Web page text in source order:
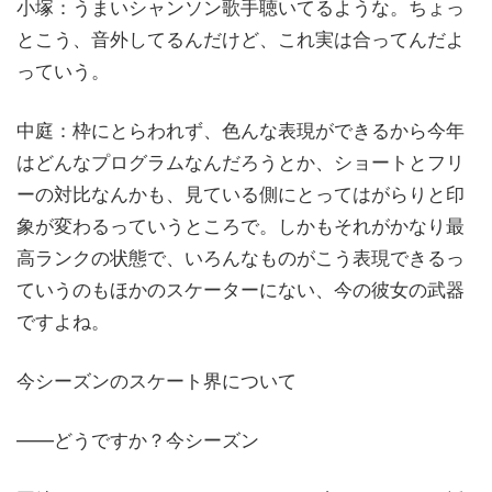
小塚：うまいシャンソン歌手聴いてるような。ちょっ
とこう、音外してるんだけど、これ実は合ってんだよ
っていう。
中庭：枠にとらわれず、色んな表現ができるから今年
はどんなプログラムなんだろうとか、ショートとフリ
ーの対比なんかも、見ている側にとってはがらりと印
象が変わるっていうところで。しかもそれがかなり最
高ランクの状態で、いろんなものがこう表現できるっ
ていうのもほかのスケーターにない、今の彼女の武器
ですよね。
今シーズンのスケート界について
——どうですか？今シーズン